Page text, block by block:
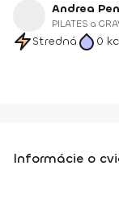
Andrea
PILATES a
Stredná 0
Informácie o